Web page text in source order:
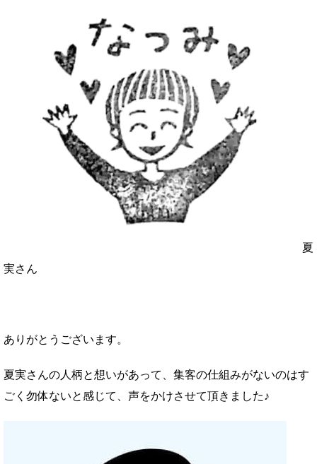
夏
実さん
ありがとうございます。
夏実さんの人柄と想いがあって、集客の仕組みがないのはす
ごく勿体ないと感じて、声をかけさせて頂きました♪